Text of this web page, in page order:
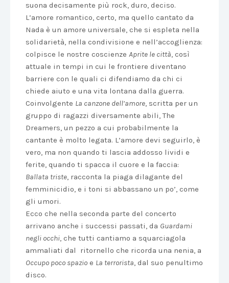
suona decisamente più rock, duro, deciso.
L’amore romantico, certo, ma quello cantato da
Nada è un amore universale, che si espleta nella
solidarietà, nella condivisione e nell’accoglienza:
colpisce le nostre coscienze Aprite le città, così
attuale in tempi in cui le frontiere diventano
barriere con le quali ci difendiamo da chi ci
chiede aiuto e una vita lontana dalla guerra.
Coinvolgente La canzone dell’amore, scritta per un
gruppo di ragazzi diversamente abili, The
Dreamers, un pezzo a cui probabilmente la
cantante è molto legata. L’amore devi seguirlo, è
vero, ma non quando ti lascia addosso lividi e
ferite, quando ti spacca il cuore e la faccia:
Ballata triste, racconta la piaga dilagante del
femminicidio, e i toni si abbassano un po’, come
gli umori.
Ecco che nella seconda parte del concerto
arrivano anche i successi passati, da Guardami
negli occhi, che tutti cantiamo a squarciagola
ammaliati dal ritornello che ricorda una nenia, a
Occupo poco spazio e La terrorista, dal suo penultimo
disco.